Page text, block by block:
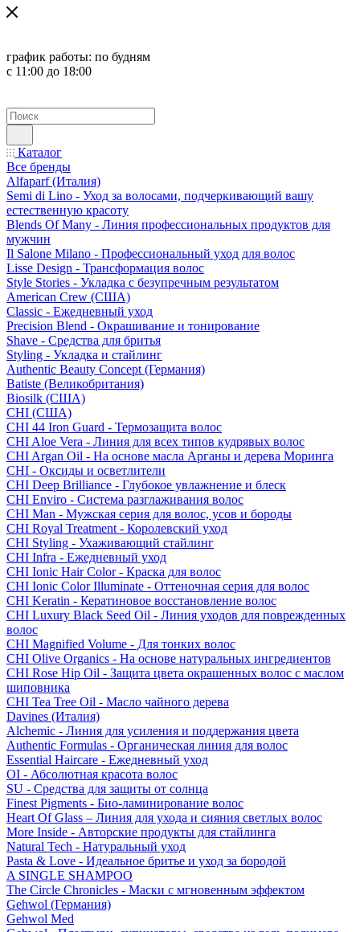
график работы: по будням
с 11:00 до 18:00
Каталог
Все бренды
Alfaparf (Италия)
Semi di Lino - Уход за волосами, подчеркивающий вашу
естественную красоту
Blends Of Many - Линия профессиональных продуктов для
мужчин
Il Salone Milano - Профессиональный уход для волос
Lisse Design - Трансформация волос
Style Stories - Укладка с безупречным результатом
American Crew (США)
Classic - Ежедневный уход
Precision Blend - Окрашивание и тонирование
Shave - Средства для бритья
Styling - Укладка и стайлинг
Authentic Beauty Concept (Германия)
Batiste (Великобритания)
Biosilk (США)
CHI (США)
CHI 44 Iron Guard - Термозащита волос
CHI Aloe Vera - Линия для всех типов кудрявых волос
CHI Argan Oil - На основе масла Арганы и дерева Моринга
CHI - Оксиды и осветлители
CHI Deep Brilliance - Глубокое увлажнение и блеск
CHI Enviro - Система разглаживания волос
CHI Man - Мужская серия для волос, усов и бороды
CHI Royal Treatment - Королевский уход
CHI Styling - Ухаживающий стайлинг
CHI Infra - Ежедневный уход
CHI Ionic Hair Color - Краска для волос
CHI Ionic Color Illuminate - Оттеночная серия для волос
CHI Keratin - Кератиновое восстановление волос
CHI Luxury Black Seed Oil - Линия уходов для поврежденных
волос
CHI Magnified Volume - Для тонких волос
CHI Olive Organics - На основе натуральных ингредиентов
CHI Rose Hip Oil - Защита цвета окрашенных волос с маслом
шиповника
CHI Tea Tree Oil - Масло чайного дерева
Davines (Италия)
Alchemic - Линия для усиления и поддержания цвета
Authentic Formulas - Органическая линия для волос
Essential Haircare - Eжедневный уход
OI - Абсолютная красота волос
SU - Средства для защиты от солнца
Finest Pigments - Био-ламинирование волос
Heart Of Glass – Линия для ухода и сияния светлых волос
More Inside - Авторские продукты для стайлинга
Natural Tech - Натуральный уход
Pasta & Love - Идеальное бритье и уход за бородой
A SINGLE SHAMPOO
The Circle Chronicles - Маски с мгновенным эффектом
Gehwol (Германия)
Gehwol Med